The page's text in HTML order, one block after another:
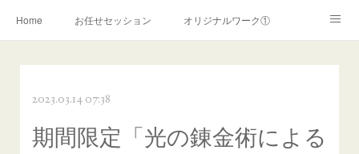
Home お任せセッション オリジナルワーク①
霊的覚醒サポート
リーブス認定ヒーリング リーブスヒーリング(~2019年)
2023.03.14 07:38
期間限定「光の錬金術による